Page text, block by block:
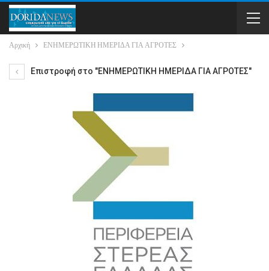
Αρχική ΕΝΗΜΕΡΩΤΙΚΗ ΗΜΕΡΙΔΑ ΓΙΑ ΑΓΡΟΤΕΣ
Επιστροφή στο "ΕΝΗΜΕΡΩΤΙΚΗ ΗΜΕΡΙΔΑ ΓΙΑ ΑΓΡΟΤΕΣ"